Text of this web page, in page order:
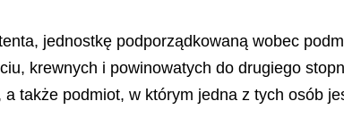
jednostkę podporządkowaną wobec
krewnych i powinowatych do drugiego
także podmiot, w którym jedna z tych osób